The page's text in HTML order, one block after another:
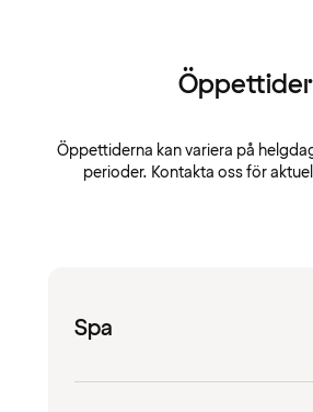
Öppettider
Öppettiderna kan variera på
perioder. Kontakta oss för
Spa